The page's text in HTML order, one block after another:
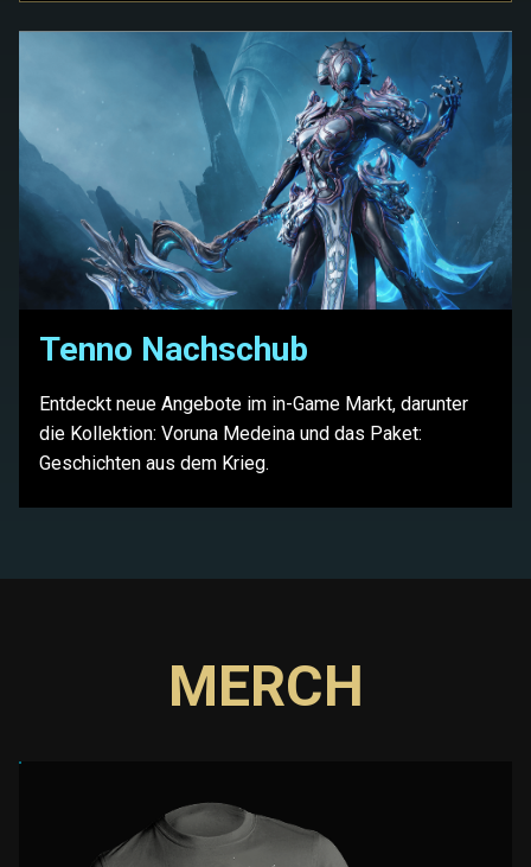
Tenno Nachschub
Entdeckt neue Angebote im in-Game Markt, darunter
die Kollektion: Voruna Medeina und das Paket:
Geschichten aus dem Krieg.
MERCH